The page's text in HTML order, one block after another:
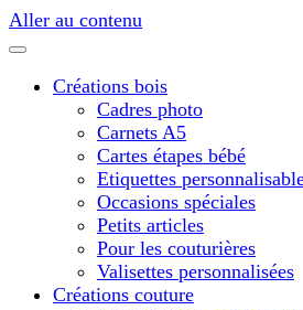
Aller au contenu
Créations bois
Cadres photo
Carnets A5
Cartes étapes bébé
Etiquettes
Occasions spéciales
Petits articles
Pour les couturières
Valisettes personnalisées
Créations couture